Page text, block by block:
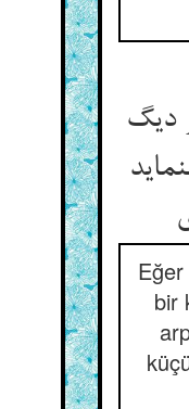
دیگ
bir